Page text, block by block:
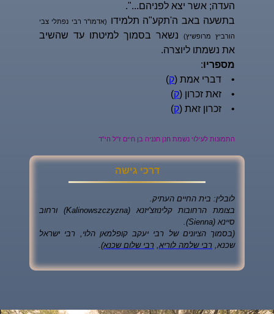
העדה; אשר יצא לפניהם...".
בתשעה באב ה'תקע"ה תלמידו
(אדמו''ר רבי נפתלי צבי
הורביץ מרופשיץ)נשאר בסמוך למיטתו עד שהשיב
את נשמתו ליוצרה.
מספריו:
• דברי אמת (ק)
• זאת זכרון (ק)
• זכרון זאת (ק)
התמונות לעילוי נשמת חנן חנניה בן חיים ז"ל הי"ד
דרכי גישה
לובלין: בית החיים העתיק.
בצומת הרחובות קלינוזצ'יזנא (Kalinowszczyzna) ורחוב
סיינא (Sienna).
(בסמוך הציונים של רבי יעקב קופלמאן הלוי, רבי ישראל
שכנא, רבי שלמה לוריא, רבי שלום שכנא).